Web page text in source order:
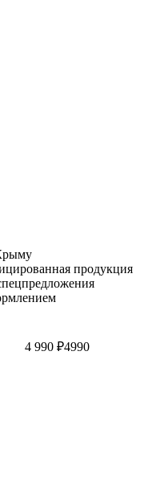
продукция
4 990 ₽4990